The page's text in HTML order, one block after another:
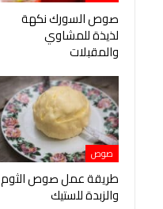
صوص السورك نكهة
لذيذة للمشاوي
والمقبلات
صوص
طريقة عمل صوص الثوم
والزبدة للستيك